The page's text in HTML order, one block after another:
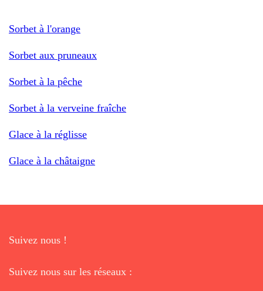
Sorbet à l'orange
Sorbet aux pruneaux
Sorbet à la pêche
Sorbet à la verveine fraîche
Glace à la réglisse
Glace à la châtaigne
Suivez nous !
Suivez nous sur les réseaux :